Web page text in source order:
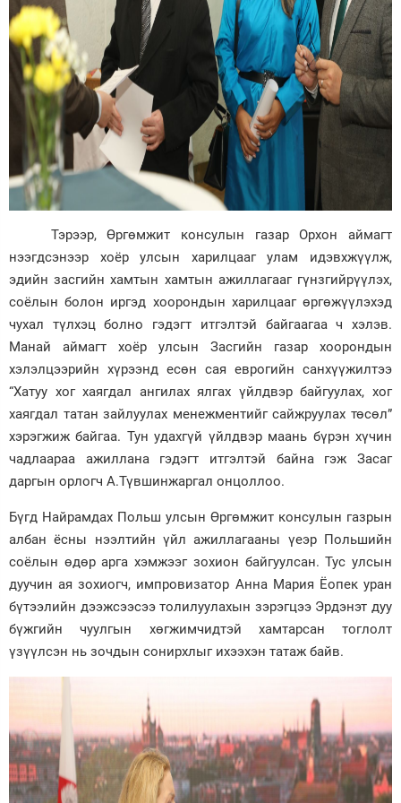
Тэрээр, Өргөмжит консулын газар Орхон аймагт
нээгдсэнээр хоёр улсын харилцааг улам идэвхжүүлж,
эдийн засгийн хамтын хамтын ажиллагааг гүнзгийрүүлэх,
соёлын болон иргэд хоорондын харилцааг өргөжүүлэхэд
чухал түлхэц болно гэдэгт итгэлтэй байгаагаа ч хэлэв.
Манай аймагт хоёр улсын Засгийн газар хоорондын
хэлэлцээрийн хүрээнд есөн сая еврогийн санхүүжилтээ
“Хатуу хог хаягдал ангилах ялгах үйлдвэр байгуулах, хог
хаягдал татан зайлуулах менежментийг сайжруулах төсөл”
хэрэгжиж байгаа. Тун удахгүй үйлдвэр маань бүрэн хүчин
чадлаараа ажиллана гэдэгт итгэлтэй байна гэж Засаг
даргын орлогч А.Түвшинжаргал онцоллоо.
Бүгд Найрамдах Польш улсын Өргөмжит консулын газрын
албан ёсны нээлтийн үйл ажиллагааны үеэр Польшийн
соёлын өдөр арга хэмжээг зохион байгуулсан. Тус улсын
дуучин ая зохиогч, импровизатор Анна Мария Ёопек уран
бүтээлийн дээжсээсээ толилуулахын зэрэгцээ Эрдэнэт дуу
бүжгийн чуулгын хөгжимчидтэй хамтарсан тоглолт
үзүүлсэн нь зочдын сонирхлыг ихээхэн татаж байв.